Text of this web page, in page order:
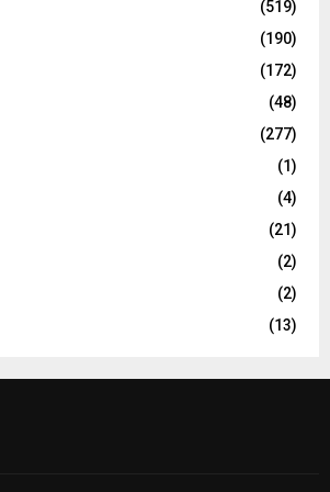
(519)
(190)
(172)
(48)
(277)
(1)
(4)
(21)
(2)
(2)
(13)